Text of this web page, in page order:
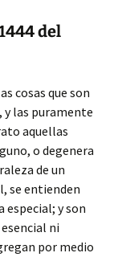
del
cosas que son
y las puramente
aquellas
o degenera
de un
se entienden
especial; y son
ni
por medio